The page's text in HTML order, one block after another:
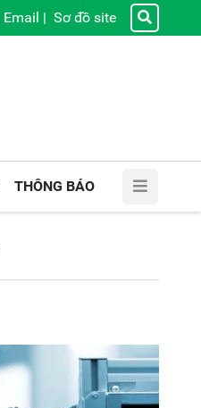
Email | Sơ đồ site
THÔNG BÁO